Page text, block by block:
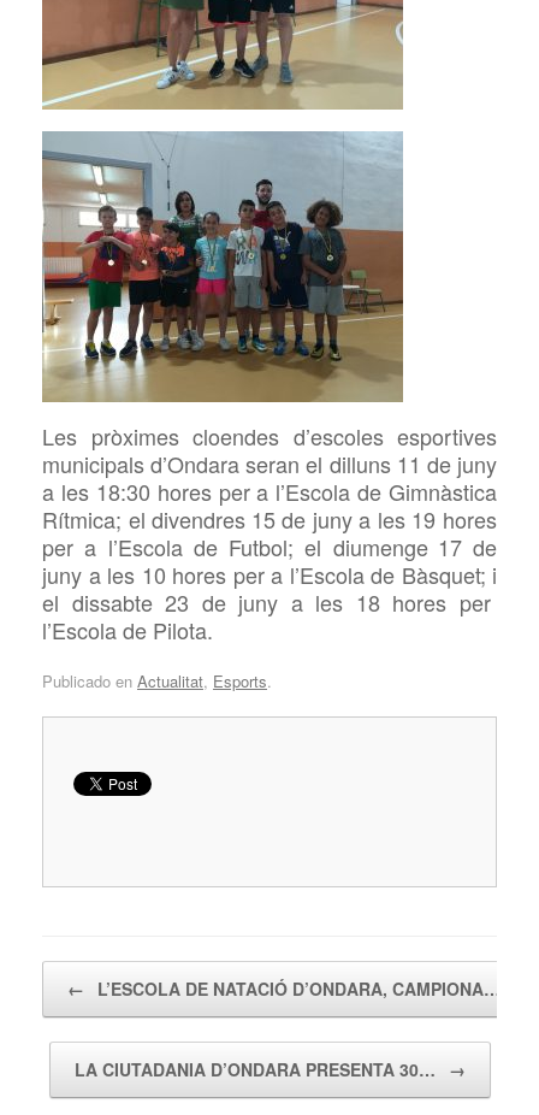
Les pròximes cloendes d’escoles esportives
municipalsd’Ondaraseran el dilluns11 de juny
a les 18:30 hores per a l’Escola de Gimnàstica
Rítmica; el divendres 15de juny a les 19 hores
per a l’Escola de Futbol;el diumenge 17 de
juny ales 10 hores per a l’Escola de Bàsquet; i
el dissabte 23 de juny a les 18hores per
l’Escola de Pilota.
Publicado en Actualitat, Esports.
← L’ESCOLA DE NATACIÓ D’ONDARA, CAMPIONA…
LA CIUTADANIA D’ONDARA PRESENTA 30… →